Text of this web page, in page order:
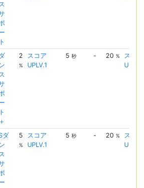
ト
ト
＋
2
%
スコア
UPLV.1
5 秒 - 20 %
スコア
UPLV.1
ダ
5
%
スコア
UPLV.1
5 秒 - 20 %
スコア
UPLV.1